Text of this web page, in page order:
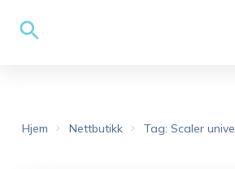
Hjem Nettbutikk Tag: Scaler